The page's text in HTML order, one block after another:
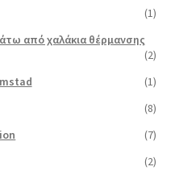
(1)
από χαλάκια θέρμανσης
(2)
(1)
(8)
(7)
(2)